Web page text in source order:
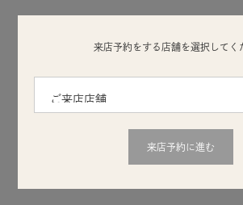
リストの名前を備考欄にご記入お願い
来店予約をする店舗を選択してく
来店予約に進む